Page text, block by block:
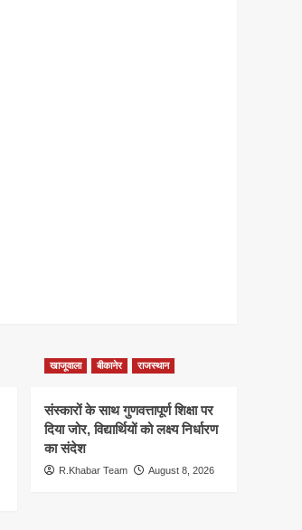
खाजूवाला बीकानेर राजस्थान
संस्कारों के साथ गुणवत्तापूर्ण शिक्षा पर
दिया जोर, विद्यार्थियों को लक्ष्य निर्धारण
का संदेश
R.Khabar Team August 8, 2026